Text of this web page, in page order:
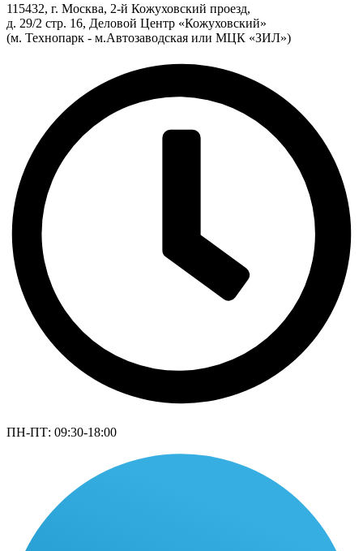
115432, г. Москва, 2-й Кожуховский проезд,
д. 29/2 стр. 16, Деловой Центр «Кожуховский»
(м. Технопарк - м.Автозаводская или МЦК «ЗИЛ»)
ПН-ПТ: 09:30-18:00